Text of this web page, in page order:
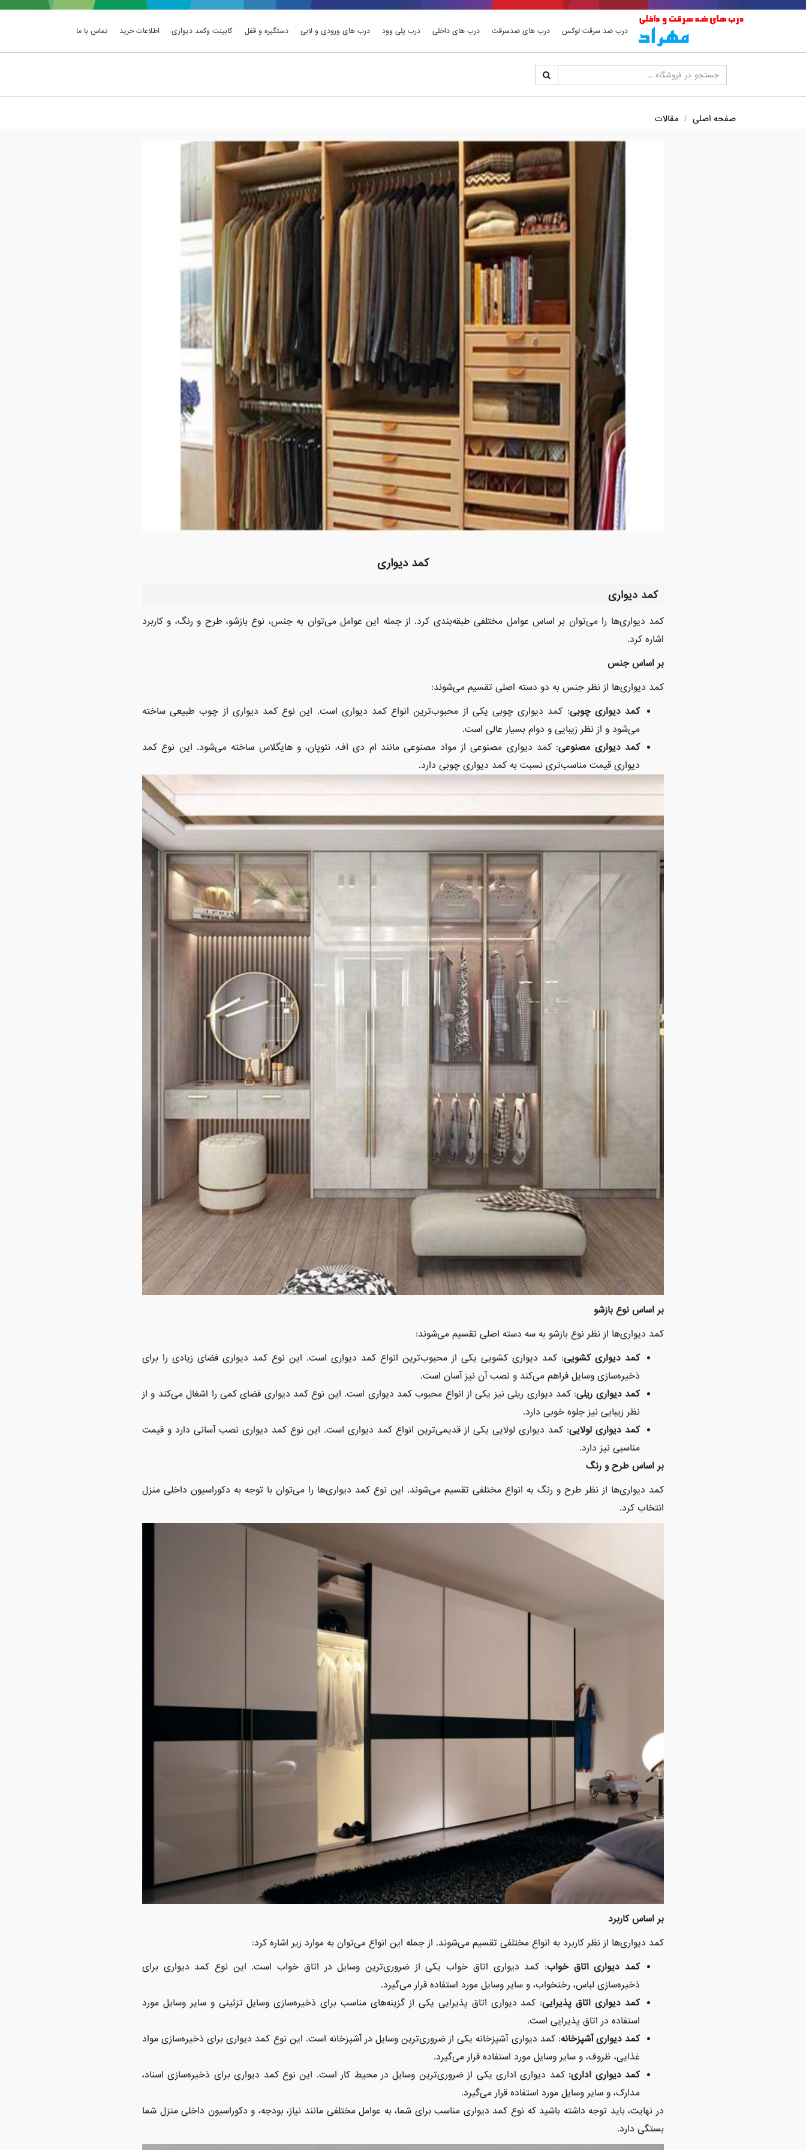
درب ضد سرقت لوکس درب های ضدسرقت درب های داخلی درب پلی وود درب های ورودی و لابی دستگیره و قفل کابینت وکمد دیواری اطلاعات خرید تماس با ما
صفحه اصلی مقالات
کمد دیواری
کمد دیواری
کمد دیواری‌ها را می‌توان بر اساس عوامل مختلفی طبقه‌بندی کرد. از جمله این عوامل می‌توان به جنس، نوع بازشو، طرح و رنگ، و کاربرد
اشاره کرد.
بر اساس جنس
کمد دیواری‌ها از نظر جنس به دو دسته اصلی تقسیم می‌شوند:
کمد دیواری چوبی: کمد دیواری چوبی یکی از محبوب‌ترین انواع کمد دیواری است. این نوع کمد دیواری از چوب طبیعی ساخته
می‌شود و از نظر زیبایی و دوام بسیار عالی است.
کمد دیواری مصنوعی: کمد دیواری مصنوعی از مواد مصنوعی مانند ام دی اف، نئوپان، و هایگلاس ساخته می‌شود. این نوع کمد
دیواری قیمت مناسب‌تری نسبت به کمد دیواری چوبی دارد.
بر اساس نوع بازشو
کمد دیواری‌ها از نظر نوع بازشو به سه دسته اصلی تقسیم می‌شوند:
کمد دیواری کشویی: کمد دیواری کشویی یکی از محبوب‌ترین انواع کمد دیواری است. این نوع کمد دیواری فضای زیادی را برای
ذخیره‌سازی وسایل فراهم می‌کند و نصب آن نیز آسان است.
کمد دیواری ریلی: کمد دیواری ریلی نیز یکی از انواع محبوب کمد دیواری است. این نوع کمد دیواری فضای کمی را اشغال می‌کند و از
نظر زیبایی نیز جلوه خوبی دارد.
کمد دیواری لولایی: کمد دیواری لولایی یکی از قدیمی‌ترین انواع کمد دیواری است. این نوع کمد دیواری نصب آسانی دارد و قیمت
مناسبی نیز دارد.
بر اساس طرح و رنگ
کمد دیواری‌ها از نظر طرح و رنگ به انواع مختلفی تقسیم می‌شوند. این نوع کمد دیواری‌ها را می‌توان با توجه به دکوراسیون داخلی منزل
انتخاب کرد.
بر اساس کاربرد
کمد دیواری‌ها از نظر کاربرد به انواع مختلفی تقسیم می‌شوند. از جمله این انواع می‌توان به موارد زیر اشاره کرد:
کمد دیواری اتاق خواب: کمد دیواری اتاق خواب یکی از ضروری‌ترین وسایل در اتاق خواب است. این نوع کمد دیواری برای
ذخیره‌سازی لباس، رختخواب، و سایر وسایل مورد استفاده قرار می‌گیرد.
کمد دیواری اتاق پذیرایی: کمد دیواری اتاق پذیرایی یکی از گزینه‌های مناسب برای ذخیره‌سازی وسایل تزئینی و سایر وسایل مورد
استفاده در اتاق پذیرایی است.
کمد دیواری آشپزخانه: کمد دیواری آشپزخانه یکی از ضروری‌ترین وسایل در آشپزخانه است. این نوع کمد دیواری برای ذخیره‌سازی مواد
غذایی، ظروف، و سایر وسایل مورد استفاده قرار می‌گیرد.
کمد دیواری اداری: کمد دیواری اداری یکی از ضروری‌ترین وسایل در محیط کار است. این نوع کمد دیواری برای ذخیره‌سازی اسناد،
مدارک، و سایر وسایل مورد استفاده قرار می‌گیرد.
در نهایت، باید توجه داشته باشید که نوع کمد دیواری مناسب برای شما، به عوامل مختلفی مانند نیاز، بودجه، و دکوراسیون داخلی منزل شما
بستگی دارد.